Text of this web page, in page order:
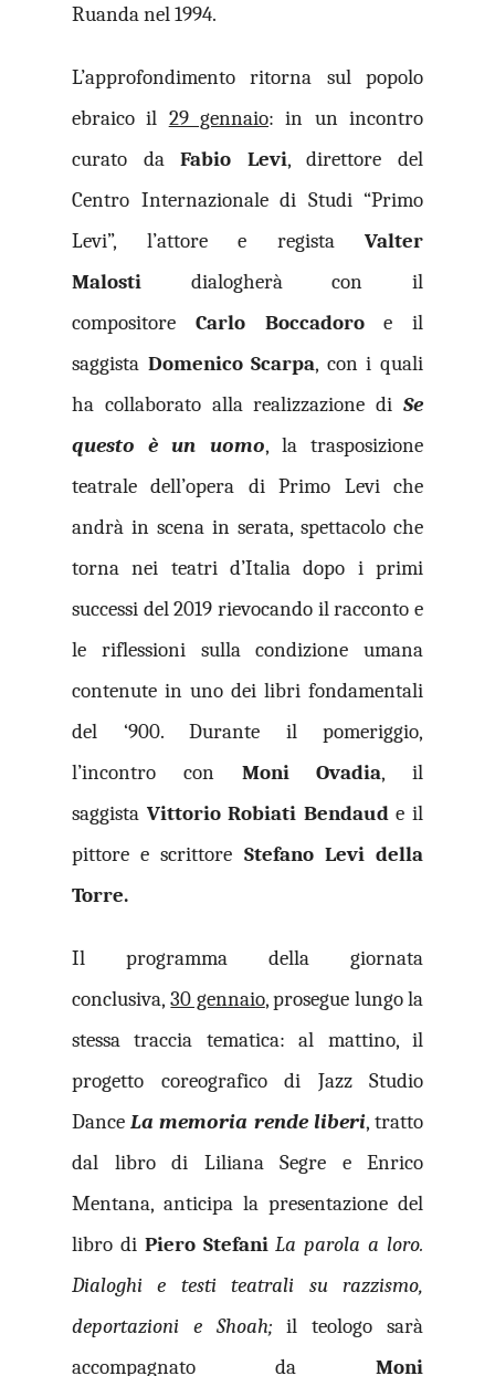
Ruanda nel 1994.
L’approfondimento ritorna sul popolo
ebraico il 29 gennaio: in un incontro
curato daFabio Levi, direttore del
Centro Internazionale di Studi “Primo
Levi”, l’attore e regista Valter
Malosti dialogherà con il
compositore Carlo Boccadoroe il
saggista Domenico Scarpa, con i quali
ha collaborato alla realizzazione di Se
questo è un uomo, la trasposizione
teatrale dell’opera di Primo Levi che
andrà in scena in serata, spettacolo che
torna nei teatri d’Italia dopo i primi
successi del 2019 rievocando il racconto e
le riflessioni sulla condizione umana
contenute in uno dei libri fondamentali
del ‘900. Durante il pomeriggio,
l’incontro con Moni Ovadia, il
saggista Vittorio Robiati Bendaude il
pittore e scrittore Stefano Levi della
Torre.
Il programma della giornata
conclusiva,30 gennaio, prosegue lungo la
stessa traccia tematica: al mattino, il
progetto coreografico di Jazz Studio
DanceLa memoria rende liberi, tratto
dal libro di Liliana Segre e Enrico
Mentana, anticipa la presentazione del
libro di Piero Stefani La parola a loro.
Dialoghi e testi teatrali su razzismo,
deportazioni e Shoah;il teologo sarà
accompagnato da Moni